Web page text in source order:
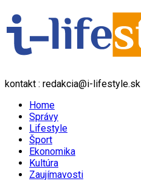
kontakt : redakcia@i-lifestyle.sk
Home
Správy
Lifestyle
Šport
Ekonomika
Kultúra
Zaujímavosti